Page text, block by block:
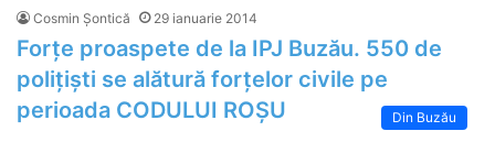
Cosmin Șontică 29 ianuarie 2014
Forțe proaspete de la IPJ Buzău. 550 de
polițiști se alătură forțelor civile pe
perioada CODULUI ROȘU
Din Buzău